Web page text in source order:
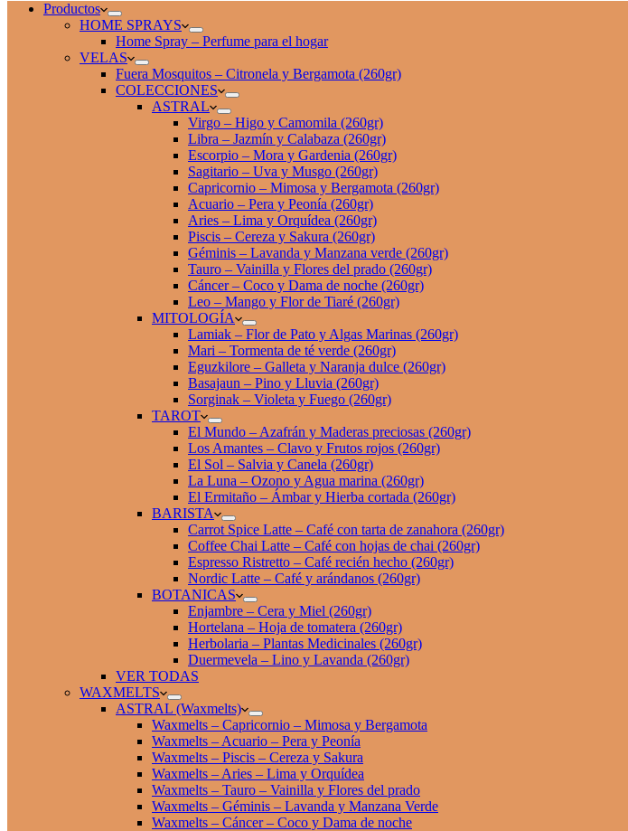
Productos
HOME SPRAYS
Home Spray – Perfume para el hogar
VELAS
Fuera Mosquitos – Citronela y Bergamota (260gr)
COLECCIONES
ASTRAL
Virgo – Higo y Camomila (260gr)
Libra – Jazmín y Calabaza (260gr)
Escorpio – Mora y Gardenia (260gr)
Sagitario – Uva y Musgo (260gr)
Capricornio – Mimosa y Bergamota (260gr)
Acuario – Pera y Peonía (260gr)
Aries – Lima y Orquídea (260gr)
Piscis – Cereza y Sakura (260gr)
Géminis – Lavanda y Manzana verde (260gr)
Tauro – Vainilla y Flores del prado (260gr)
Cáncer – Coco y Dama de noche (260gr)
Leo – Mango y Flor de Tiaré (260gr)
MITOLOGÍA
Lamiak – Flor de Pato y Algas Marinas (260gr)
Mari – Tormenta de té verde (260gr)
Eguzkilore – Galleta y Naranja dulce (260gr)
Basajaun – Pino y Lluvia (260gr)
Sorginak – Violeta y Fuego (260gr)
TAROT
El Mundo – Azafrán y Maderas preciosas (260gr)
Los Amantes – Clavo y Frutos rojos (260gr)
El Sol – Salvia y Canela (260gr)
La Luna – Ozono y Agua marina (260gr)
El Ermitaño – Ámbar y Hierba cortada (260gr)
BARISTA
Carrot Spice Latte – Café con tarta de zanahora (260gr)
Coffee Chai Latte – Café con hojas de chai (260gr)
Espresso Ristretto – Café recién hecho (260gr)
Nordic Latte – Café y arándanos (260gr)
BOTANICAS
Enjambre – Cera y Miel (260gr)
Hortelana – Hoja de tomatera (260gr)
Herbolaria – Plantas Medicinales (260gr)
Duermevela – Lino y Lavanda (260gr)
VER TODAS
WAXMELTS
ASTRAL (Waxmelts)
Waxmelts – Capricornio – Mimosa y Bergamota
Waxmelts – Acuario – Pera y Peonía
Waxmelts – Piscis – Cereza y Sakura
Waxmelts – Aries – Lima y Orquídea
Waxmelts – Tauro – Vainilla y Flores del prado
Waxmelts – Géminis – Lavanda y Manzana Verde
Waxmelts – Cáncer – Coco y Dama de noche